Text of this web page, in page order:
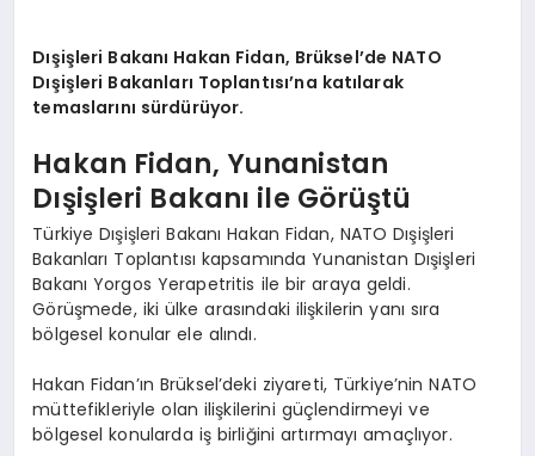
Dışişleri Bakanı Hakan Fidan, Brüksel’de NATO
Dışişleri Bakanları Toplantısı’na katılarak
temaslarını sürdürüyor.
Hakan Fidan, Yunanistan
Dışişleri Bakanı ile Görüştü
Türkiye Dışişleri Bakanı Hakan Fidan, NATO Dışişleri
Bakanları Toplantısı kapsamında Yunanistan Dışişleri
Bakanı Yorgos Yerapetritis ile bir araya geldi.
Görüşmede, iki ülke arasındaki ilişkilerin yanı sıra
bölgesel konular ele alındı.
Hakan Fidan’ın Brüksel’deki ziyareti, Türkiye’nin NATO
müttefikleriyle olan ilişkilerini güçlendirmeyi ve
bölgesel konularda iş birliğini artırmayı amaçlıyor.